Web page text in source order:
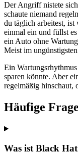
Der Angriff nistete
schaute niemand
du täglich arbeitest, ist
einmal ein und füllst
ein Auto ohne
Meist im
Ein
sparen könnte. Aber
regelmäßig hinschaut,
Häufige
Was ist Black